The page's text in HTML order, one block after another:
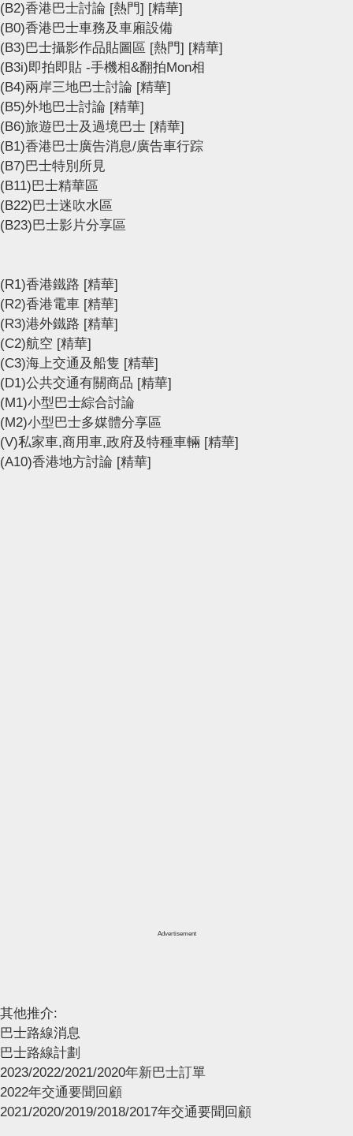
(B2)香港巴士討論 [熱門] [精華]
(B0)香港巴士車務及車廂設備
(B3)巴士攝影作品貼圖區 [熱門] [精華]
(B3i)即拍即貼 -手機相&翻拍Mon相
(B4)兩岸三地巴士討論 [精華]
(B5)外地巴士討論 [精華]
(B6)旅遊巴士及過境巴士 [精華]
(B1)香港巴士廣告消息/廣告車行踪
(B7)巴士特別所見
(B11)巴士精華區
(B22)巴士迷吹水區
(B23)巴士影片分享區
(R1)香港鐵路 [精華]
(R2)香港電車 [精華]
(R3)港外鐵路 [精華]
(C2)航空 [精華]
(C3)海上交通及船隻 [精華]
(D1)公共交通有關商品 [精華]
(M1)小型巴士綜合討論
(M2)小型巴士多媒體分享區
(V)私家車,商用車,政府及特種車輛 [精華]
(A10)香港地方討論 [精華]
Advertisement
其他推介:
巴士路線消息
巴士路線計劃
2023/2022/2021/2020年新巴士訂單
2022年交通要聞回顧
2021/2020/2019/2018/2017年交通要聞回顧